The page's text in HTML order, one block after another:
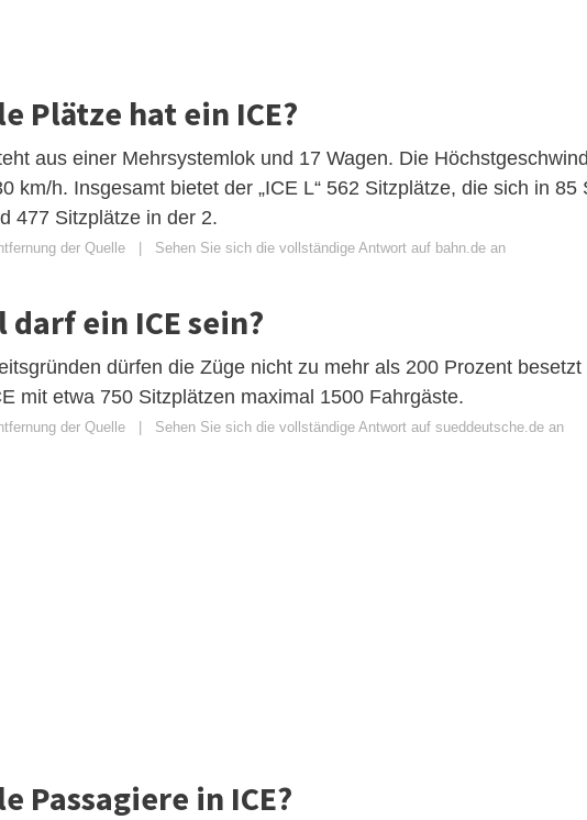
Plätze hat ein ICE?
aus einer Mehrsystemlok und 17 Wagen. Die
km/h. Insgesamt bietet der „ICE L“ 562 Sitzplätze, die sich in 85
477 Sitzplätze in der 2.
der Quelle Sehen Sie sich die vollständige Antwort auf bahn.de an
darf ein ICE sein?
dürfen die Züge nicht zu mehr als 200 Prozent
mit etwa 750 Sitzplätzen maximal 1500 Fahrgäste.
der Quelle Sehen Sie sich die vollständige Antwort auf sueddeutsche.de an
Passagiere in ICE?